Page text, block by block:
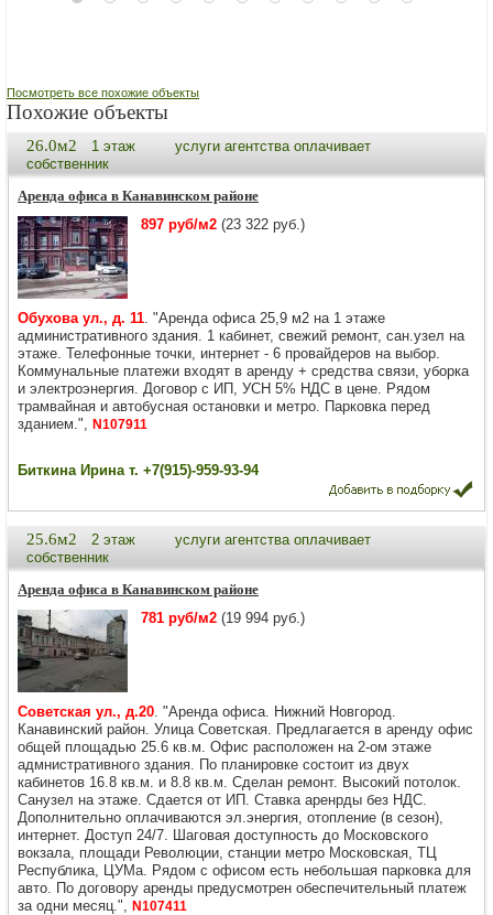
Посмотреть все похожие объекты
Похожие объекты
26.0м2 1 этаж
услуги агентства оплачивает
собственник
Аренда офиса в Канавинском районе
897 руб/м2 (23 322 руб.)
Обухова ул., д. 11. "Аренда офиса 25,9 м2 на 1 этаже
административного здания. 1 кабинет, свежий ремонт, сан.узел на
этаже. Телефонные точки, интернет - 6 провайдеров на выбор.
Коммунальные платежи входят в аренду + средства связи, уборка
и электроэнергия. Договор с ИП, УСН 5% НДС в цене. Рядом
трамвайная и автобусная остановки и метро. Парковка перед
зданием.", N107911
Биткина Ирина т. +7(915)-959-93-94
25.6м2 2 этаж
услуги агентства оплачивает
собственник
Аренда офиса в Канавинском районе
781 руб/м2 (19 994 руб.)
Советская ул., д.20. "Аренда офиса. Нижний Новгород.
Канавинский район. Улица Советская. Предлагается в аренду офис
общей площадью 25.6 кв.м. Офис расположен на 2-ом этаже
адмнистративного здания. По планировке состоит из двух
кабинетов 16.8 кв.м. и 8.8 кв.м. Сделан ремонт. Высокий потолок.
Санузел на этаже. Сдается от ИП. Ставка аренрды без НДС.
Дополнительно оплачиваются эл.энергия, отопление (в сезон),
интернет. Доступ 24/7. Шаговая доступность до Московского
вокзала, площади Революции, станции метро Московская, ТЦ
Республика, ЦУМа. Рядом с офисом есть небольшая парковка для
авто. По договору аренды предусмотрен обеспечительный платеж
за одни месяц.", N107411